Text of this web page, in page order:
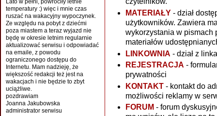
temperatury :) więc i mnie czas
ruszać na wakacyjny wypoczynek.
Ze względu na pobyt z dziećmi
poza miastem a teraz wyjazd nie
będę w okresie letnim regularnie
aktualizować serwisu i odpowiadać
na emaile, z powodu
ograniczonego dostępu do
Internetu. Mam nadzieję, że
większość redakcji też jest na
wakacjach i nie będzie to zbyt
uciążliwe.
pozdrawiam
Joanna Jakubowska
administrator serwisu
MATERIAŁY - dział
użytkowników. Zawiera
wykorzystania w pismach
materiałów
LINKOWNIA - dział z
REJESTRACJA -
prywatności
KONTAKT - kontakt do
możliwości reklamy w
FORUM - forum